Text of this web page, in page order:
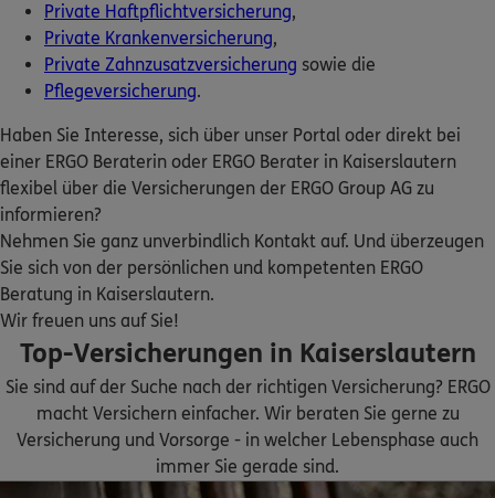
Homepage besuchen
Alina Heizmann
Europaallee 33
Homepage besuchen
ERGO
Michael Hilgert
Europaallee 33
Homepage besuchen
Kristina Schein
Europaallee 33 Kaiserslautern
(5.7 km)
Homepage besuchen
Imke Steeg
Europaallee 33, 67657 Kaiserslautern
Homepage besuchen
Private Haftpflichtversicherung,
Private Krankenversicherung,
Private Zahnzusatzversicherung sowie die
Pflegeversicherung.
Haben Sie Interesse, sich über unser Portal oder direkt bei
einer ERGO Beraterin oder ERGO Berater in Kaiserslautern
flexibel über die Versicherungen der ERGO Group AG zu
informieren?
Nehmen Sie ganz unverbindlich Kontakt auf. Und überzeugen
Sie sich von der persönlichen und kompetenten ERGO
Beratung in Kaiserslautern.
Wir freuen uns auf Sie!
Top-Versicherungen in Kaiserslautern
Sie sind auf der Suche nach der richtigen Versicherung? ERGO
macht Versichern einfacher. Wir beraten Sie gerne zu
Versicherung und Vorsorge - in welcher Lebensphase auch
immer Sie gerade sind.